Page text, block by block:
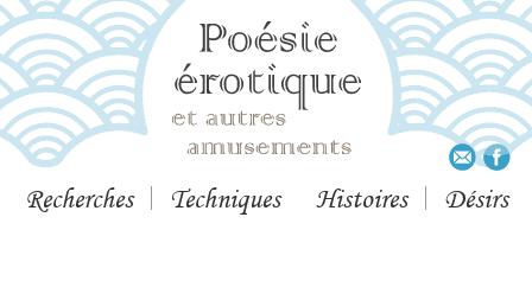
Recherches Techniques Histoires Désirs